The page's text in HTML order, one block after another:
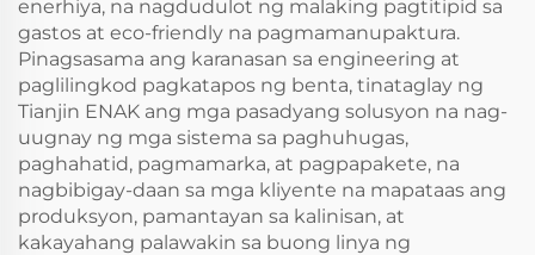
enerhiya, na nagdudulot ng malaking pagtitipid sa
gastos at eco-friendly na pagmamanupaktura.
Pinagsasama ang karanasan sa engineering at
paglilingkod pagkatapos ng benta, tinataglay ng
Tianjin ENAK ang mga pasadyang solusyon na nag-
uugnay ng mga sistema sa paghuhugas,
paghahatid, pagmamarka, at pagpapakete, na
nagbibigay-daan sa mga kliyente na mapataas ang
produksyon, pamantayan sa kalinisan, at
kakayahang palawakin sa buong linya ng